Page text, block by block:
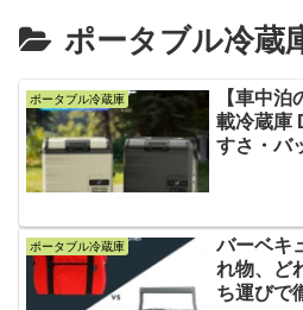
ポータブル冷蔵
ポータブル冷蔵庫
【車中
載冷蔵庫
すさ・バ
ポータブル冷蔵庫
バーベキ
れ物、ど
ち運びで